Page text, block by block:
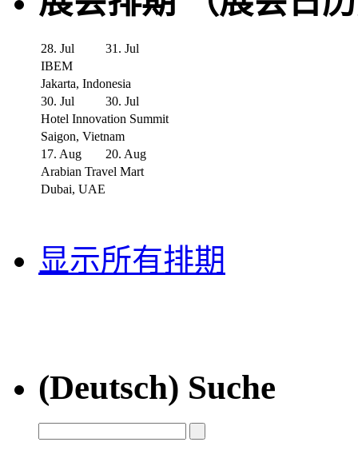
28. Jul
31. Jul
IBEM
Jakarta, Indonesia
30. Jul
30. Jul
Hotel Innovation Summit
Saigon, Vietnam
17. Aug
20. Aug
Arabian Travel Mart
Dubai, UAE
显示所有排期
(Deutsch) Suche